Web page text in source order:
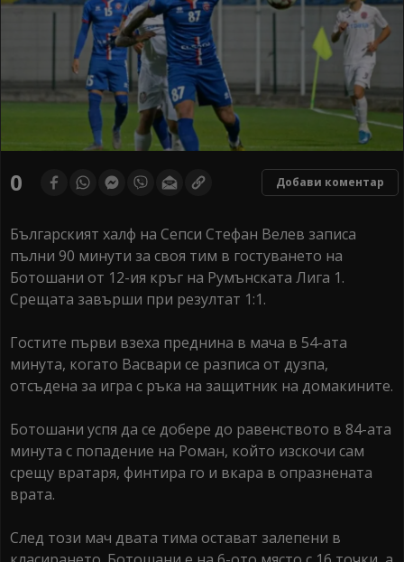
0 Добави коментар
Българският халф на Сепси Стефан Велев записа
пълни 90 минути за своя тим в гостуването на
Ботошани от 12-ия кръг на Румънската Лига 1.
Срещата завърши при резултат 1:1.
Гостите първи взеха преднина в мача в 54-ата
минута, когато Васвари се разписа от дузпа,
отсъдена за игра с ръка на защитник на домакините.
Ботошани успя да се добере до равенството в 84-ата
минута с попадение на Роман, който изскочи сам
срещу вратаря, финтира го и вкара в опразнената
врата.
След този мач двата тима остават залепени в